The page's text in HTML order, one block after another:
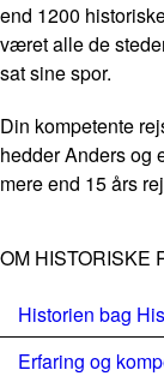
end 1200
været alle de
sat sine spor.
Din kompetente
hedder Anders og
mere end 15 års
OM HISTORISKE
Historien bag
Erfaring og